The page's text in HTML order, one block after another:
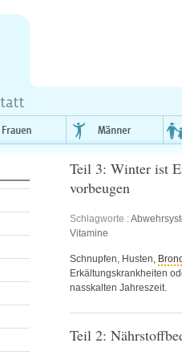
Teil 3: Winter ist
vorbeugen
Schlagworte :
Vitamine
Schnupfen, Husten,
Erkältungskrankheiten
nasskalten Jahreszeit.
Teil 2: